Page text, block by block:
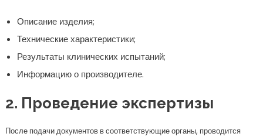
Описание изделия;
Технические характеристики;
Результаты клинических испытаний;
Информацию о производителе.
2. Проведение экспертизы
После подачи документов в соответствующие органы, проводится